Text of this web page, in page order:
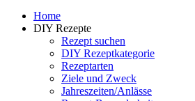
Manuka Magic –
Dein persönlicher interaktiver DIY
Home
DIY Rezepte
Rezept suchen
DIY Rezeptkategorie
Rezeptarten
Ziele und Zweck
Jahreszeiten/Anlässe